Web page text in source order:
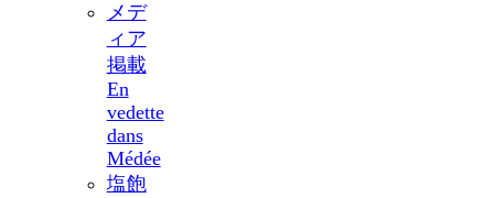
メデ
ィア
掲載
En
vedette
dans
Médée
塩飽